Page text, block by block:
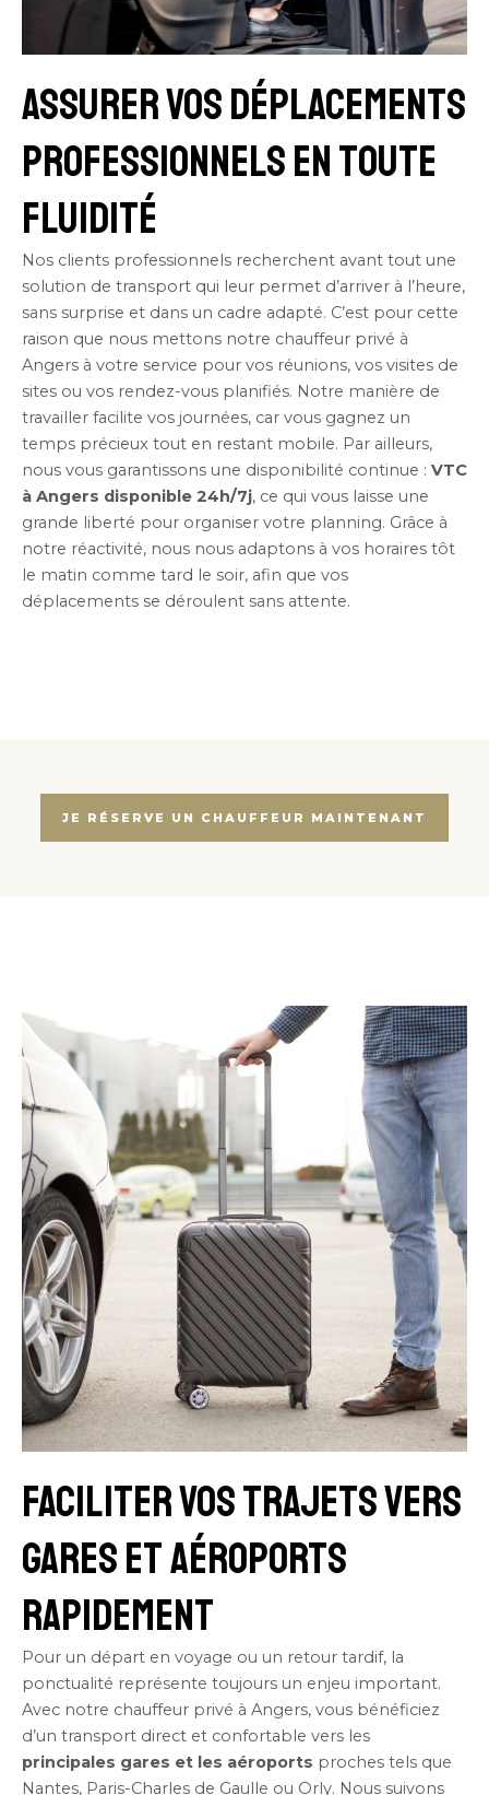
Assurer vos déplacements
professionnels en toute
fluidité
Nos clients professionnels recherchent avant tout une
solution de transport qui leur permet d’arriver à l’heure,
sans surprise et dans un cadre adapté. C’est pour cette
raison que nous mettons notre chauffeur privé à
Angers à votre service pour vos réunions, vos visites de
sites ou vos rendez-vous planifiés. Notre manière de
travailler facilite vos journées, car vous gagnez un
temps précieux tout en restant mobile. Par ailleurs,
nous vous garantissons une disponibilité continue : VTC
à Angers disponible 24h/7j, ce qui vous laisse une
grande liberté pour organiser votre planning. Grâce à
notre réactivité, nous nous adaptons à vos horaires tôt
le matin comme tard le soir, afin que vos
déplacements se déroulent sans attente.
JE RÉSERVE UN CHAUFFEUR MAINTENANT
Faciliter vos trajets vers
gares et aéroports
rapidement
Pour un départ en voyage ou un retour tardif, la
ponctualité représente toujours un enjeu important.
Avec notre chauffeur privé à Angers, vous bénéficiez
d’un transport direct et confortable vers les
principales gares et les aéroports proches tels que
Nantes, Paris-Charles de Gaulle ou Orly. Nous suivons